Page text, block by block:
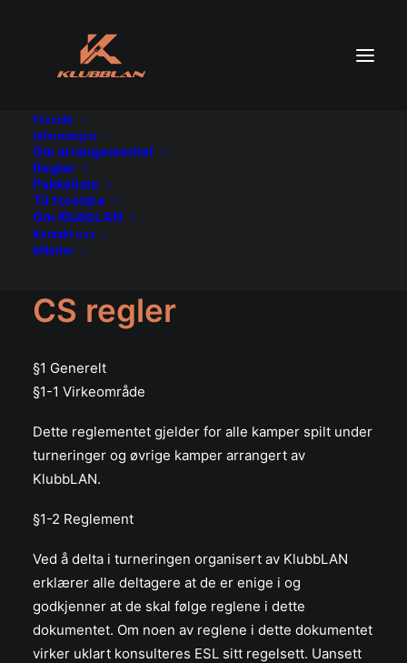
Forside
Informasjon
Om arrangementet
Regler
Pakkeliste
Til foreldre
Om KlubbLAN
Kontakt oss
Billetter
CS regler
§1 Generelt
§1-1 Virkeområde
Dette reglementet gjelder for alle kamper spilt under
turneringer og øvrige kamper arrangert av
KlubbLAN.
§1-2 Reglement
Ved å delta i turneringen organisert av KlubbLAN
erklærer alle deltagere at de er enige i og
godkjenner at de skal følge reglene i dette
dokumentet. Om noen av reglene i dette dokumentet
virker uklart konsulteres ESL sitt regelsett. Uansett